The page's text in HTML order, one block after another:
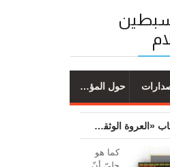
حول المؤسسة
وجیزة عن کتاب «العروة الوثقی والتعلیقات علیها»
کما هو